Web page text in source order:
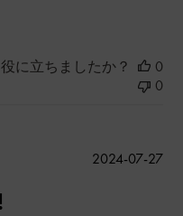
に立ちましたか？
0
0
公
2024-07-27